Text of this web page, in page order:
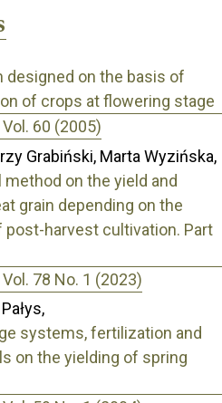
designed on the basis of
of crops at flowering stage
60 (2005)
Grabiński, Marta Wyzińska,
on the yield and
grain depending on the
post-harvest cultivation. Part
78 No. 1 (2023)
systems, fertilization and
on the yielding of spring